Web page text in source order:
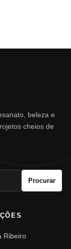
beleza e
cheios de
Procurar
Ribeiro